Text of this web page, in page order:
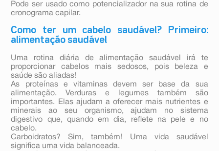
Pode ser usado como potencializador na sua rotina de
cronograma capilar.
Como ter um cabelo saudável? Primeiro:
alimentação saudável
Uma rotina diária de alimentação saudável irá te
proporcionar cabelos mais sedosos, pois beleza e
saúde são aliadas!
As proteínas e vitaminas devem ser base da sua
alimentação. Verduras e legumes também são
importantes. Elas ajudam a oferecer mais nutrientes e
minerais ao seu organismo, ajudam no sistema
digestivo que, quando em dia, reflete na pele e no
cabelo.
Carboidratos? Sim, também! Uma vida saudável
significa uma vida balanceada.